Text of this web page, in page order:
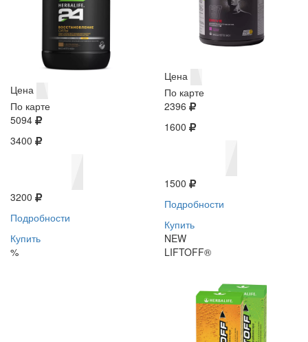
Цена
По карте
5094
3400
3200
Подробности
Купить
%
Цена
По карте
2396
1600
1500
Подробности
Купить
NEW
LIFTOFF®